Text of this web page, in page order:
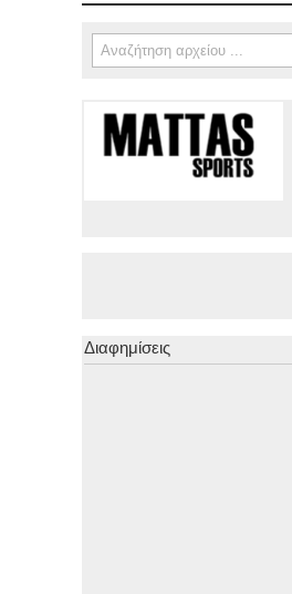
Φόρμα αναζήτησης
Αναζήτηση
Διαφημίσεις